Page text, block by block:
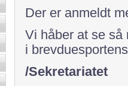
Der er anmeldt
Vi håber at se
i
/Sekretariatet